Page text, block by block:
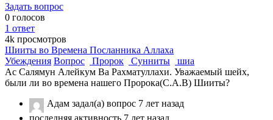
Задать вопрос
0 голосов
1 ответ
4k просмотров
Шииты во Времена Посланника Аллаха
Убеждения Вопрос Пророк Сунниты
шиа
Ас Салямун Алейкум Ва Рахматуллахи. Уважаемый шейх,
были ли во времена нашего Пророка(С.А.В) Шииты?
Адам задал(а) вопрос 7 лет назад
последняя активность 7 лет назад